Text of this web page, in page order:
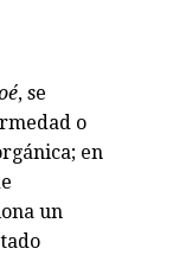
, se
o
en
un